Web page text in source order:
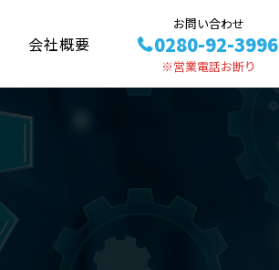
会社概要
お問い合わせ
0280-92-3996
※営業電話お断り